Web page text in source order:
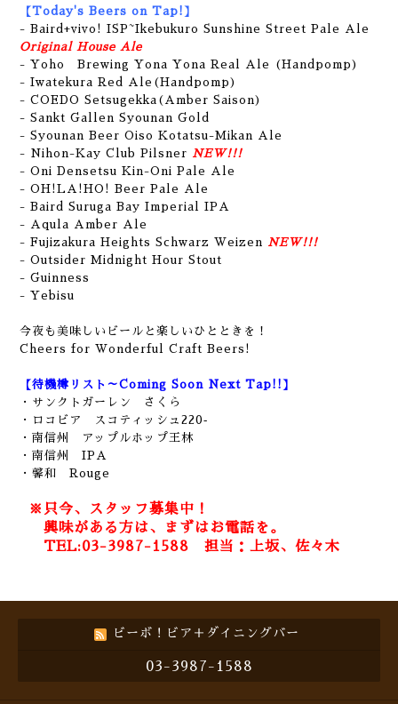
【Today's Beers on Tap!】
- Baird+vivo! ISP~Ikebukuro Sunshine Street Pale Ale
Original House Ale
- Yoho Brewing Yona Yona Real Ale (Handpomp)
- Iwatekura Red Ale(Handpomp)
- COEDO Setsugekka(Amber Saison)
- Sankt Gallen Syounan Gold
- Syounan Beer Oiso Kotatsu-Mikan Ale
- Nihon-Kay Club Pilsner NEW!!!
- Oni Densetsu Kin-Oni Pale Ale
- OH!LA!HO! Beer Pale Ale
- Baird Suruga Bay Imperial IPA
- Aqula Amber Ale
- Fujizakura Heights Schwarz Weizen
NEW!!!
- Outsider Midnight Hour Stout
- Guinness
- Yebisu
今夜も美味しいビールと楽しいひとときを！
Cheers for Wonderful Craft Beers!
【待機樽リスト～Coming Soon Next Tap!!】
・サンクトガーレン さくら
・ロコビア スコティッシュ220‐
・南信州 アップルホップ王林
・南信州 IPA
・馨和 Rouge
※只今、スタッフ募集中！
興味がある方は、まずはお電話を。
TEL:03-3987-1588 担当：上坂、佐々木
ビーボ！ビア＋ダイニングバー
03-3987-1588